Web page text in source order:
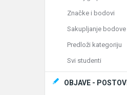
Značke i bodovi
Sakupljanje bodove
Predloži kategoriju
Svi studenti
OBJAVE - POSTOVI